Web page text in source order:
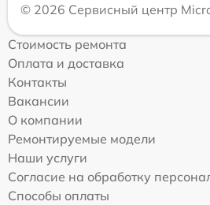
© 2026 Сервисный центр
Стоимость ремонта
Оплата и доставка
Контакты
Вакансии
О компании
Ремонтируемые модели
Наши услуги
Согласие на обработку
Способы оплаты